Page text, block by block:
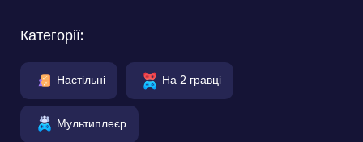
Категорії:
Настільні На 2 гравці
Мультиплеєр